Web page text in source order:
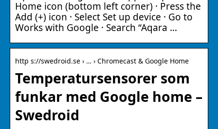
Home icon (bottom left corner) · Press the
Add (+) icon · Select Set up device · Go to
Works with Google · Search “Aqara …
http s://swedroid.se › … › Chromecast & Google Home
Temperatursensorer som
funkar med Google home –
Swedroid